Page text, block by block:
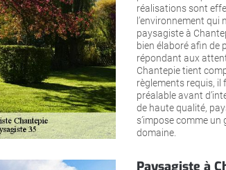
réalisations sont
l’environnement qui
paysagiste à
bien élaboré afin de
répondant aux
Chantepie tient
règlements requis, il
préalable avant
de haute qualité,
s’impose comme
domaine.